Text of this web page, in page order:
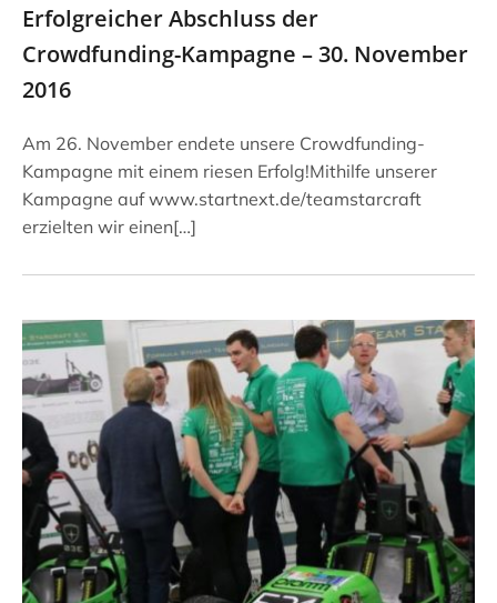
Erfolgreicher Abschluss der
Crowdfunding-Kampagne – 30. November
2016
Am 26. November endete unsere Crowdfunding-
Kampagne mit einem riesen Erfolg!Mithilfe unserer
Kampagne auf www.startnext.de/teamstarcraft
erzielten wir einen[…]